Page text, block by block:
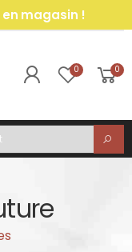
magasin !
0 0